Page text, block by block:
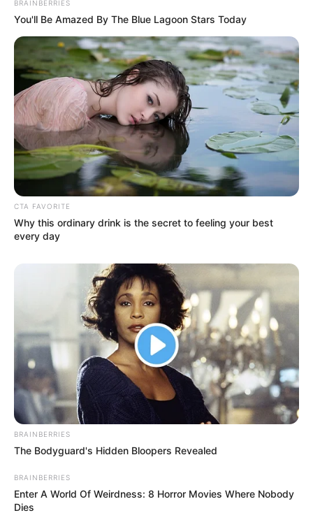
93292101
Υπηρεσίες θεάματος ήχος και φως
Περισσότερα νέα από την Εύβοια
Βουβός θρήνος σε περιοχή της Εύβοιας –
Κανείς δεν μπορούσε να πιστέψει ότι έφυγε
τόσο νωρίς
Εύβοια: Θρήνος για παλικάρι που δεν
κατάφερε να κρατηθεί στην ζωή
Σοβαρό τροχαίο στην Εύβοια: Ώρες αγωνίας
για γυναίκα
Ακολουθήστε το evianews.com στοGoogle
News
ΤΑ ΠΙΟ ΔΗΜΟΦΙΛΗ
BRAINBERRIES
You'll Be Amazed By The Blue Lagoon Stars Today
CTA FAVORITE
Why this ordinary drink is the secret to feeling your best
every day
BRAINBERRIES
The Bodyguard's Hidden Bloopers Revealed
BRAINBERRIES
Enter A World Of Weirdness: 8 Horror Movies Where Nobody
Dies